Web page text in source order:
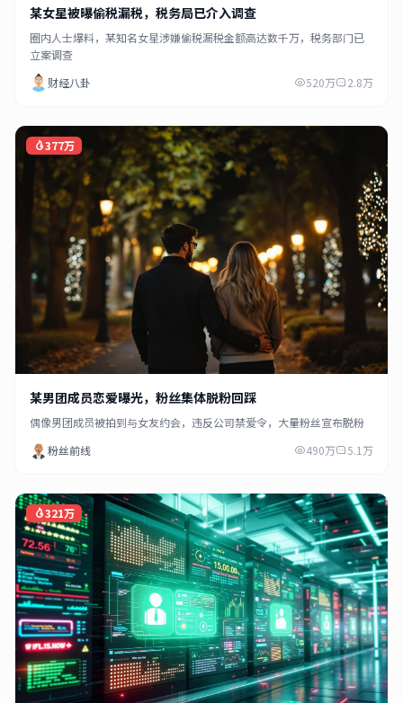
某女星被曝偷税漏税，税务局已介入调查
圈内人士爆料，某知名女星涉嫌偷税漏税金额高达数千万，税务部门已
立案调查
财经八卦
520万 2.8万
377万
某男团成员恋爱曝光，粉丝集体脱粉回踩
偶像男团成员被拍到与女友约会，违反公司禁爱令，大量粉丝宣布脱粉
粉丝前线
490万 5.1万
321万